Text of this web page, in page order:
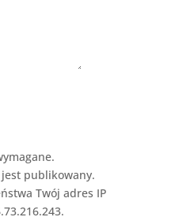
publikowany.
Twój adres IP